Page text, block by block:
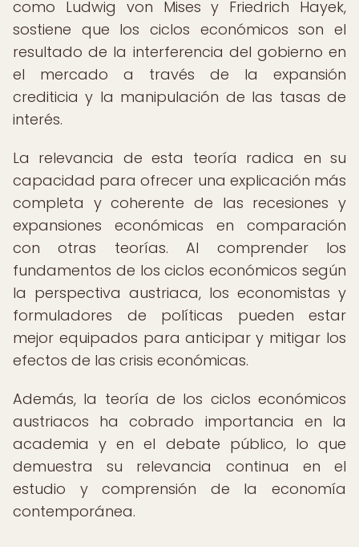
como Ludwig von Mises y Friedrich Hayek,
sostiene que los ciclos económicos son el
resultado de la interferencia del gobierno en
el mercado a través de la expansión
crediticia y la manipulación de las tasas de
interés.
La relevancia de esta teoría radica en su
capacidad para ofrecer una explicación más
completa y coherente de las recesiones y
expansiones económicas en comparación
con otras teorías. Al comprender los
fundamentos de los ciclos económicos según
la perspectiva austriaca, los economistas y
formuladores de políticas pueden estar
mejor equipados para anticipar y mitigar los
efectos de las crisis económicas.
Además, la teoría de los ciclos económicos
austriacos ha cobrado importancia en la
academia y en el debate público, lo que
demuestra su relevancia continua en el
estudio y comprensión de la economía
contemporánea.